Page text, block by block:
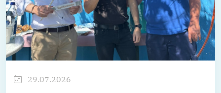
29.07.2026